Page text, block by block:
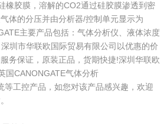
橡胶膜，溶解的CO2通过硅胶膜渗透到密
体的分压并由分析器/控制单元显示为
主要产品包括：气体分析仪、液体浓度
圳市华联欧国际贸易有限公司以优惠的价
务保证，原装正品，货期快捷!深圳华联欧
国CANONGATE气体分析
等工控产品，如您对该产品感兴趣，欢迎